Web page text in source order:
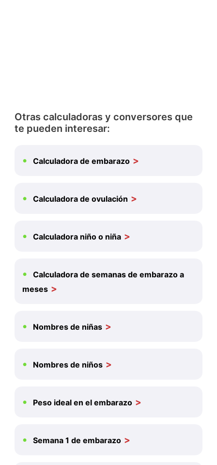
Otras calculadoras y conversores que
te pueden interesar:
Calculadora de embarazo
Calculadora de ovulación
Calculadora niño o niña
Calculadora de semanas de embarazo a
meses
Nombres de niñas
Nombres de niños
Peso ideal en el embarazo
Semana 1 de embarazo